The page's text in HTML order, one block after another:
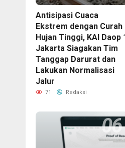
Antisipasi Cuaca
Ekstrem dengan Curah
Hujan Tinggi, KAI Daop
Jakarta Siagakan Tim
Tanggap Darurat dan
Lakukan Normalisasi
Jalur
71 Redaksi